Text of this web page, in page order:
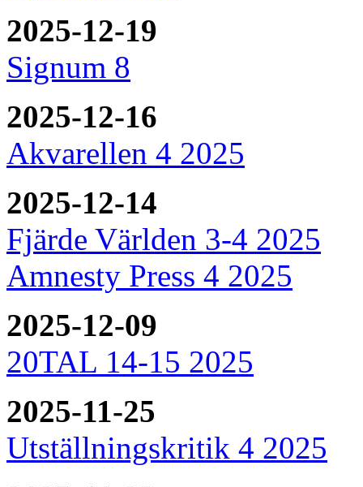
2025-12-19
Signum 8
2025-12-16
Akvarellen 4 2025
2025-12-14
Fjärde Världen 3-4 2025
Amnesty Press 4 2025
2025-12-09
20TAL 14-15 2025
2025-11-25
Utställningskritik 4 2025